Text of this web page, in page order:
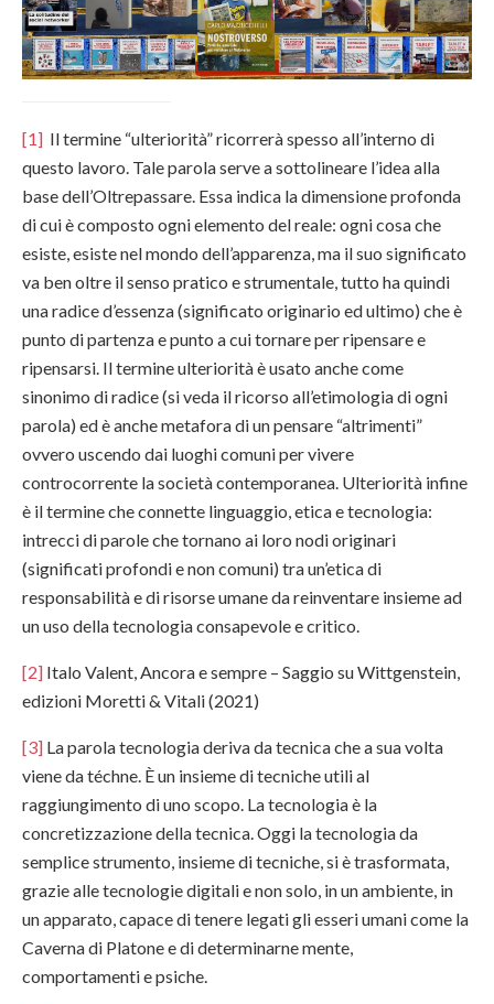
[1] Il termine “ulteriorità” ricorrerà spesso all’interno di
questo lavoro. Tale parola serve a sottolineare l’idea alla
base dell’Oltrepassare. Essa indica la dimensione profonda
di cui è composto ogni elemento del reale: ogni cosa che
esiste, esiste nel mondo dell’apparenza, ma il suo significato
va ben oltre il senso pratico e strumentale, tutto ha quindi
una radice d’essenza (significato originario ed ultimo) che è
punto di partenza e punto a cui tornare per ripensare e
ripensarsi. Il termine ulteriorità è usato anche come
sinonimo di radice (si veda il ricorso all’etimologia di ogni
parola) ed è anche metafora di un pensare “altrimenti”
ovvero uscendo dai luoghi comuni per vivere
controcorrente la società contemporanea. Ulteriorità infine
è il termine che connette linguaggio, etica e tecnologia:
intrecci di parole che tornano ai loro nodi originari
(significati profondi e non comuni) tra un’etica di
responsabilità e di risorse umane da reinventare insieme ad
un uso della tecnologia consapevole e critico.
[2] Italo Valent, Ancora e sempre – Saggio su Wittgenstein,
edizioni Moretti & Vitali (2021)
[3] La parola tecnologia deriva da tecnica che a sua volta
viene da téchne. È un insieme di tecniche utili al
raggiungimento di uno scopo. La tecnologia è la
concretizzazione della tecnica. Oggi la tecnologia da
semplice strumento, insieme di tecniche, si è trasformata,
grazie alle tecnologie digitali e non solo, in un ambiente, in
un apparato, capace di tenere legati gli esseri umani come la
Caverna di Platone e di determinarne mente,
comportamenti e psiche.